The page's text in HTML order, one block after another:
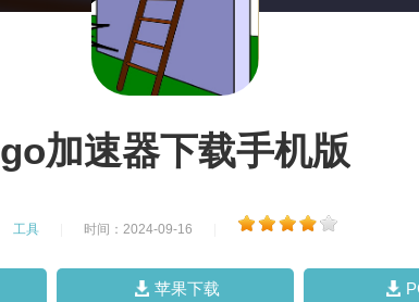
go加速器下载手机版
工具 时间：2024-09-16
苹果下载